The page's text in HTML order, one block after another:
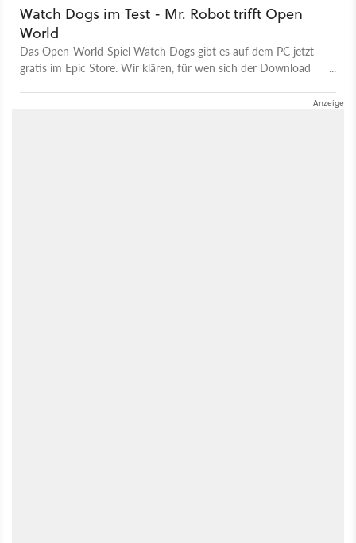
Watch Dogs im Test - Mr. Robot trifft Open
World
Das Open-World-Spiel Watch Dogs gibt es auf dem PC jetzt
gratis im Epic Store. Wir klären, für wen sich der Download